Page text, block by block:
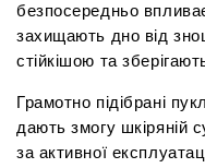
безпосередньо
захищають дно від
стійкішою та
Грамотно підібрані
дають змогу шкіряній
за активної